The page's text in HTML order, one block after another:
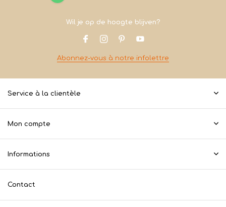
Wil je op de hoogte blijven?
Abonnez-vous à notre infolettre
Service à la clientèle
Mon compte
Informations
Contact